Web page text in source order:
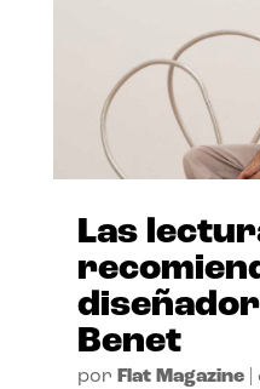
Las
Benet
por Flat Magazine|